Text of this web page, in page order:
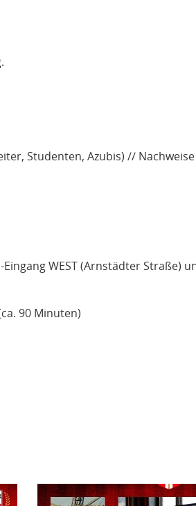
Studenten, Azubis) //
WEST (Arnstädter Straße)
90 Minuten)